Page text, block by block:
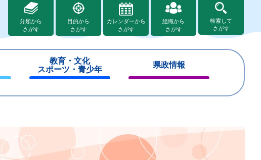
分類から
さがす
目的から
さがす
カレンダーから
さがす
組織から
さがす
検索して
さがす
教育・文化
スポーツ・青少年
じ
県政情報
じ